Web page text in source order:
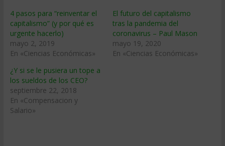
4 pasos para “reinventar el
capitalismo” (y por qué es
urgente hacerlo)
mayo 2, 2019
En «Ciencias Económicas»
El futuro del capitalismo
tras la pandemia del
coronavirus – Paul Mason
mayo 19, 2020
En «Ciencias Económicas»
¿Y si se le pusiera un tope a
los sueldos de los CEO?
septiembre 22, 2018
En «Compensacion y
Salario»